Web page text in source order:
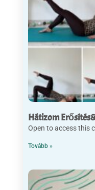
Hátizom
Open to access this
Tovább »